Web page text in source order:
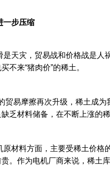
一步压缩
灾，贸易战和价格战是人
不来“猪肉价”的稀土。
摩擦再次升级，稀土成为
乏材料储备，在不断上涨的
料方面，主要受稀土价格的
。作为电机厂商来说，稀土